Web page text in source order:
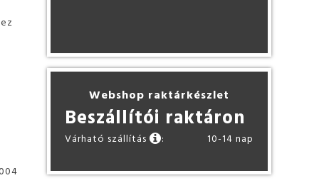
Webshop raktárkészlet
Beszállítói raktáron
Várható szállítás : 10-14 nap